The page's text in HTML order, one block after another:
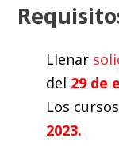
Llenar
del 29 de
Los
2023.